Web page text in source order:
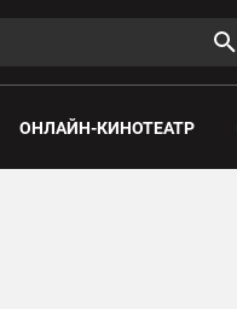
ОНЛАЙН-КИНОТЕАТР